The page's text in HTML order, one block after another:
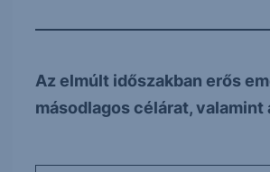
Az elmúlt időszakban erős
másodlagos célárat, valamint